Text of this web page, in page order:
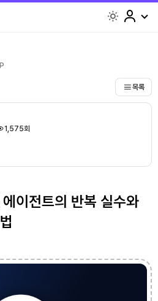
목록
1,575회
이전트의 반복 실수와